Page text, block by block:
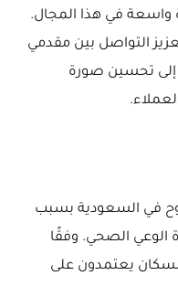
واسعة في هذا المجال.
التواصل بين مقدمي
إلى تحسين صورة
في السعودية بسبب
الوعي الصحي. وفقًا
أكثر من 60% من السكان يعتمدون على